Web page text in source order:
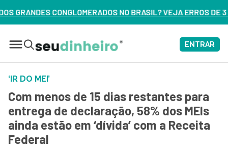
NO BRASIL? VEJA ERROS DE 3 DELES – ASSISTA
ENTRAR
‘IR DO MEI’
Com menos de 15 dias restantes para
entrega de declaração, 58% dos MEIs
ainda estão em ‘dívida’ com a Receita
Federal